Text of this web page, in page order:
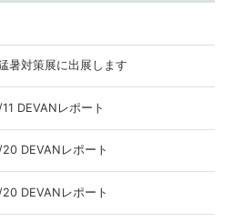
暑対策展に出展します
DEVANレポート
DEVANレポート
DEVANレポート